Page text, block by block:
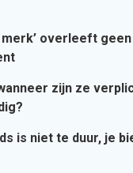
merk’ overleeft
zijn ze
is niet te duur, je